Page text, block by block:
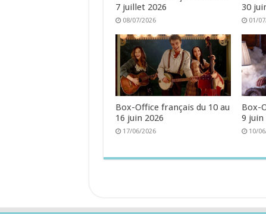
7 juillet 2026
08/07/2026
30
01/
Box-Office français du 10 au
16 juin 2026
17/06/2026
Box-
9 juin
10/